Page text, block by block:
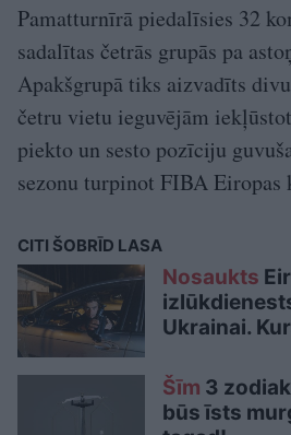
Pamatturnīrā piedalīsies 32
sadalītas četrās grupās pa
Apakšgrupā tiks aizvadīts
četru vietu ieguvējām
piekto un sesto pozīciju
sezonu turpinot FIBA Eiropas
CITI ŠOBRĪD LASA
Nosaukts
Ukrainai.
Šīm 3
būs īsts